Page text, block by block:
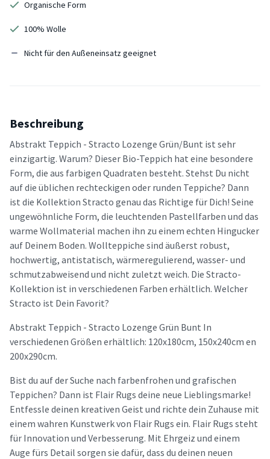
Organische Form
100% Wolle
Nicht für den Außeneinsatz geeignet
Beschreibung
Abstrakt Teppich - Stracto Lozenge Grün/Bunt ist sehr
einzigartig. Warum? Dieser Bio-Teppich hat eine besondere
Form, die aus farbigen Quadraten besteht. Stehst Du nicht
auf die üblichen rechteckigen oder runden Teppiche? Dann
ist die Kollektion Stracto genau das Richtige für Dich! Seine
ungewöhnliche Form, die leuchtenden Pastellfarben und das
warme Wollmaterial machen ihn zu einem echten Hingucker
auf Deinem Boden. Wollteppiche sind äußerst robust,
hochwertig, antistatisch, wärmeregulierend, wasser- und
schmutzabweisend und nicht zuletzt weich. Die Stracto-
Kollektion ist in verschiedenen Farben erhältlich. Welcher
Stracto ist Dein Favorit?
Abstrakt Teppich - Stracto Lozenge Grün Bunt In
verschiedenen Größen erhältlich: 120x180cm, 150x240cm en
200x290cm.
Bist du auf der Suche nach farbenfrohen und grafischen
Teppichen? Dann ist Flair Rugs deine neue Lieblingsmarke!
Entfessle deinen kreativen Geist und richte dein Zuhause mit
einem wahren Kunstwerk von Flair Rugs ein. Flair Rugs steht
für Innovation und Verbesserung. Mit Ehrgeiz und einem
Auge fürs Detail sorgen sie dafür, dass du deinen neuen